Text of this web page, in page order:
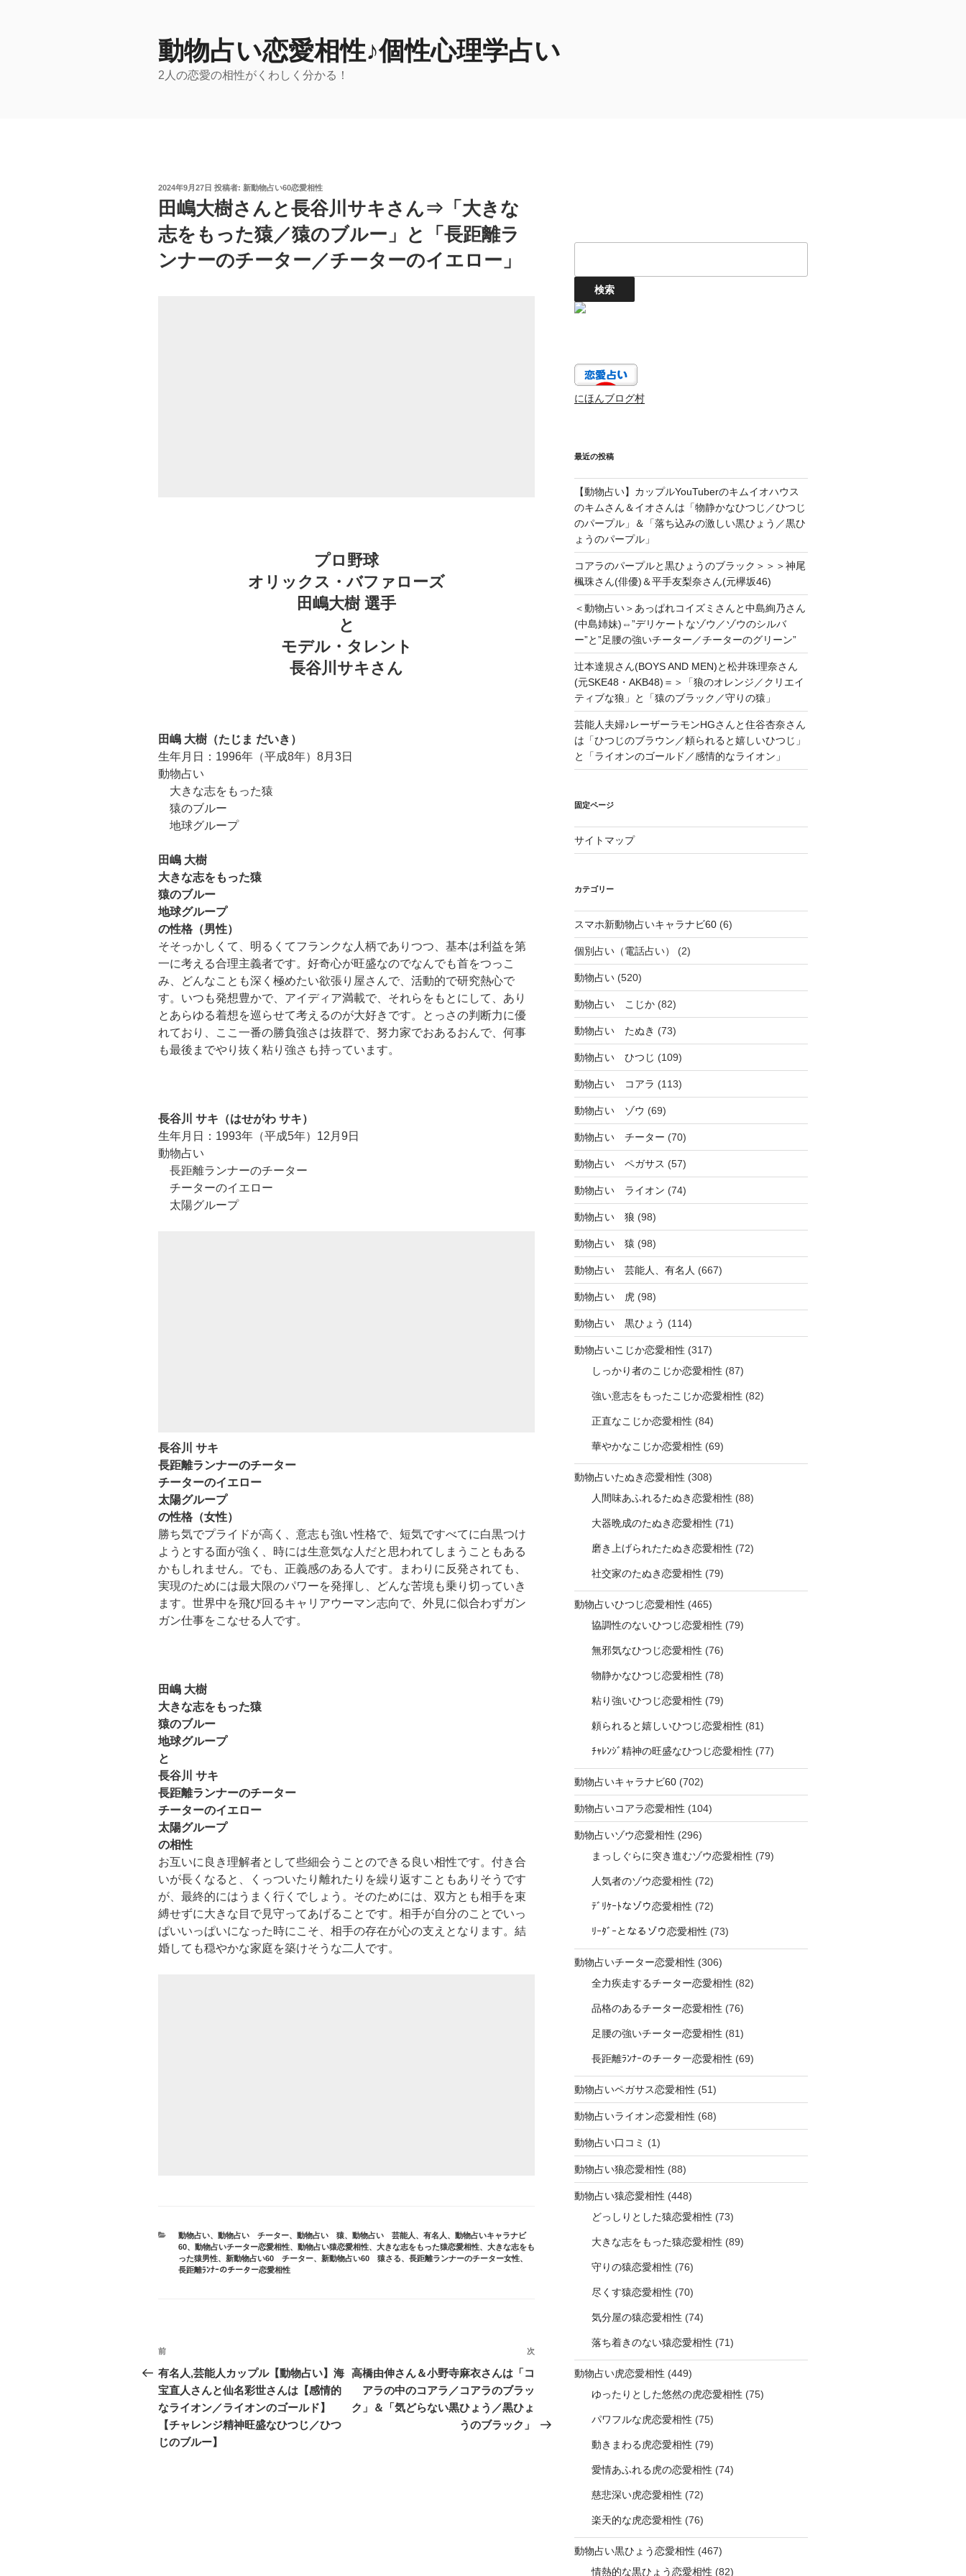
動物占い恋愛相性♪個性心理学占い
2人の恋愛の相性がくわしく分かる！
投
稿
日:
2024年9月27日 投稿者: 新動物占い60恋愛相性
田嶋大樹さんと長谷川サキさん⇒「大きな
志をもった猿／猿のブルー」と「長距離ラ
ンナーのチーター／チーターのイエロー」
プロ野球
オリックス・バファローズ
田嶋大樹 選手
と
モデル・タレント
長谷川サキさん
田嶋 大樹（たじま だいき）
生年月日：1996年（平成8年）8月3日
動物占い
大きな志をもった猿
猿のブルー
地球グループ
田嶋 大樹
大きな志をもった猿
猿のブルー
地球グループ
の性格（男性）
そそっかしくて、明るくてフランクな人柄でありつつ、基本は利益を第
一に考える合理主義者です。好奇心が旺盛なのでなんでも首をつっこ
み、どんなことも深く極めたい欲張り屋さんで、活動的で研究熱心で
す。いつも発想豊かで、アイディア満載で、それらをもとにして、あり
とあらゆる着想を巡らせて考えるのが大好きです。とっさの判断力に優
れており、ここ一番の勝負強さは抜群で、努力家でおあるおんで、何事
も最後までやり抜く粘り強さも持っています。
長谷川 サキ（はせがわ サキ）
生年月日：1993年（平成5年）12月9日
動物占い
長距離ランナーのチーター
チーターのイエロー
太陽グループ
長谷川 サキ
長距離ランナーのチーター
チーターのイエロー
太陽グループ
の性格（女性）
勝ち気でプライドが高く、意志も強い性格で、短気ですべてに白黒つけ
ようとする面が強く、時には生意気な人だと思われてしまうこともある
かもしれません。でも、正義感のある人です。まわりに反発されても、
実現のためには最大限のパワーを発揮し、どんな苦境も乗り切っていき
ます。世界中を飛び回るキャリアウーマン志向で、外見に似合わずガン
ガン仕事をこなせる人です。
田嶋 大樹
大きな志をもった猿
猿のブルー
地球グループ
と
長谷川 サキ
長距離ランナーのチーター
チーターのイエロー
太陽グループ
の相性
お互いに良き理解者として些細会うことのできる良い相性です。付き合
いが長くなると、くっついたり離れたりを繰り返すこともありそうです
が、最終的にはうまく行くでしょう。そのためには、双方とも相手を束
縛せずに大きな目で見守ってあげることです。相手が自分のことでいっ
ぱいいっぱいになった時にこそ、相手の存在が心の支えとなります。結
婚しても穏やかな家庭を築けそうな二人です。
カ
テ
ゴ
リ
動物占い、 動物占い チーター、 動物占い 猿、 動物占い 芸能人、有名人 、 動物占いキャラナビ
60、 動物占いチーター恋愛相性、 動物占い猿恋愛相性、 大きな志をもった猿恋愛相性、 大きな志をも
った猿男性、 新動物占い60 チーター、 新動物占い60 猿さる、 長距離ランナーのチーター女性、
長距離ﾗﾝﾅｰのチーター恋愛相性
投
稿
ナ
ビ
ゲ
前
の
投
稿
前
有名人,芸能人カップル【動物占い】海
宝直人さんと仙名彩世さんは【感情的
なライオン／ライオンのゴールド】
【チャレンジ精神旺盛なひつじ／ひつ
じのブルー】
次
次
高橋由伸さん＆小野寺麻衣さんは「コ
アラの中のコアラ／コアラのブラッ
ク」＆「気どらない黒ひょう／黒ひょ
うのブラック」
にほんブログ村
最近の投稿
【動物占い】カップルYouTuberのキムイオハウス
のキムさん＆イオさんは「物静かなひつじ／ひつじ
のパープル」＆「落ち込みの激しい黒ひょう／黒ひ
ょうのパープル」
コアラのパープルと黒ひょうのブラック＞＞＞神尾
楓珠さん(俳優)＆平手友梨奈さん(元欅坂46)
＜動物占い＞あっぱれコイズミさんと中島絢乃さん
(中島姉妹)⇔”デリケートなゾウ／ゾウのシルバ
ー”と”足腰の強いチーター／チーターのグリーン”
辻本達規さん(BOYS AND MEN)と松井珠理奈さん
(元SKE48・AKB48)＝＞「狼のオレンジ／クリエイ
ティブな狼」と「猿のブラック／守りの猿」
芸能人夫婦♪レーザーラモンHGさんと住谷杏奈さん
は「ひつじのブラウン／頼られると嬉しいひつじ」
と「ライオンのゴールド／感情的なライオン」
固定ページ
サイトマップ
カテゴリー
スマホ新動物占いキャラナビ60(6)
個別占い（電話占い） (2)
動物占い(520)
動物占い こじか(82)
動物占い たぬき (73)
動物占い ひつじ (109)
動物占い コアラ (113)
動物占い ゾウ (69)
動物占い チーター (70)
動物占い ペガサス (57)
動物占い ライオン (74)
動物占い 狼 (98)
動物占い 猿 (98)
動物占い 芸能人、有名人 (667)
動物占い 虎(98)
動物占い 黒ひょう (114)
動物占いこじか恋愛相性 (317)
しっかり者のこじか恋愛相性 (87)
強い意志をもったこじか恋愛相性 (82)
正直なこじか恋愛相性 (84)
華やかなこじか恋愛相性 (69)
動物占いたぬき恋愛相性 (308)
人間味あふれるたぬき恋愛相性 (88)
大器晩成のたぬき恋愛相性 (71)
磨き上げられたたぬき恋愛相性 (72)
社交家のたぬき恋愛相性 (79)
動物占いひつじ恋愛相性 (465)
協調性のないひつじ恋愛相性 (79)
無邪気なひつじ恋愛相性 (76)
物静かなひつじ恋愛相性 (78)
粘り強いひつじ恋愛相性 (79)
頼られると嬉しいひつじ恋愛相性 (81)
ﾁｬﾚﾝｼﾞ精神の旺盛なひつじ恋愛相性 (77)
動物占いキャラナビ60(702)
動物占いコアラ恋愛相性 (104)
動物占いゾウ恋愛相性 (296)
まっしぐらに突き進むゾウ恋愛相性 (79)
人気者のゾウ恋愛相性 (72)
ﾃﾞﾘｹｰﾄなゾウ恋愛相性 (72)
ﾘｰﾀﾞｰとなるゾウ恋愛相性 (73)
動物占いチーター恋愛相性 (306)
全力疾走するチーター恋愛相性 (82)
品格のあるチーター恋愛相性 (76)
足腰の強いチーター恋愛相性 (81)
長距離ﾗﾝﾅｰのチーター恋愛相性 (69)
動物占いペガサス恋愛相性 (51)
動物占いライオン恋愛相性 (68)
動物占い口コミ (1)
動物占い狼恋愛相性 (88)
動物占い猿恋愛相性 (448)
どっしりとした猿恋愛相性 (73)
大きな志をもった猿恋愛相性 (89)
守りの猿恋愛相性 (76)
尽くす猿恋愛相性 (70)
気分屋の猿恋愛相性 (74)
落ち着きのない猿恋愛相性 (71)
動物占い虎恋愛相性 (449)
ゆったりとした悠然の虎恋愛相性 (75)
パワフルな虎恋愛相性 (75)
動きまわる虎恋愛相性 (79)
愛情あふれる虎の恋愛相性 (74)
慈悲深い虎恋愛相性 (72)
楽天的な虎恋愛相性 (76)
動物占い黒ひょう恋愛相性 (467)
情熱的な黒ひょう恋愛相性 (82)